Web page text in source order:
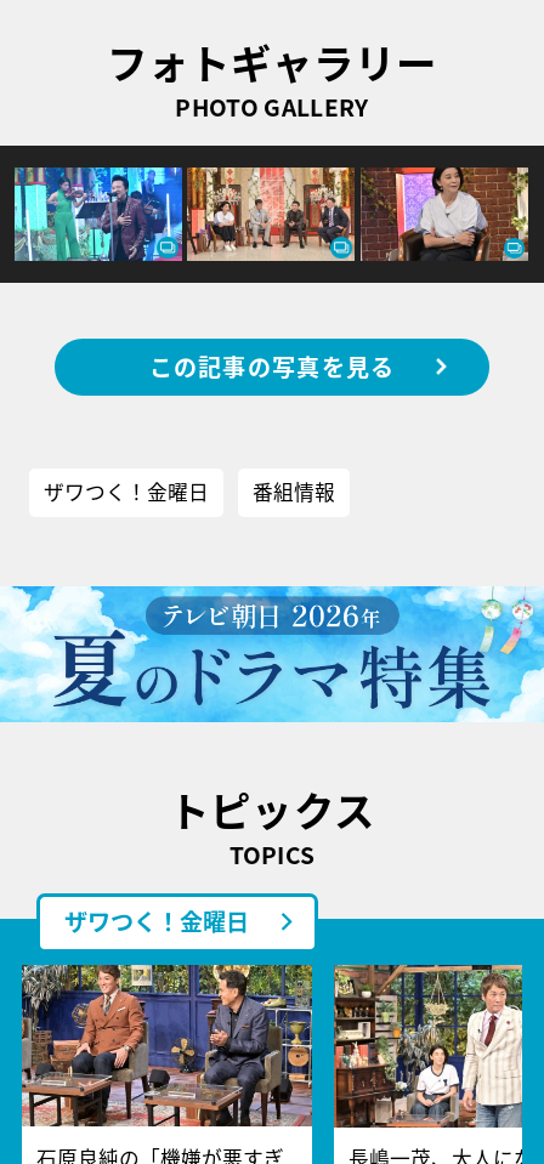
フォトギャラリー
PHOTO GALLERY
この記事の写真を見る
ザワつく！金曜日 番組情報
トピックス
TOPICS
ザワつく！金曜日